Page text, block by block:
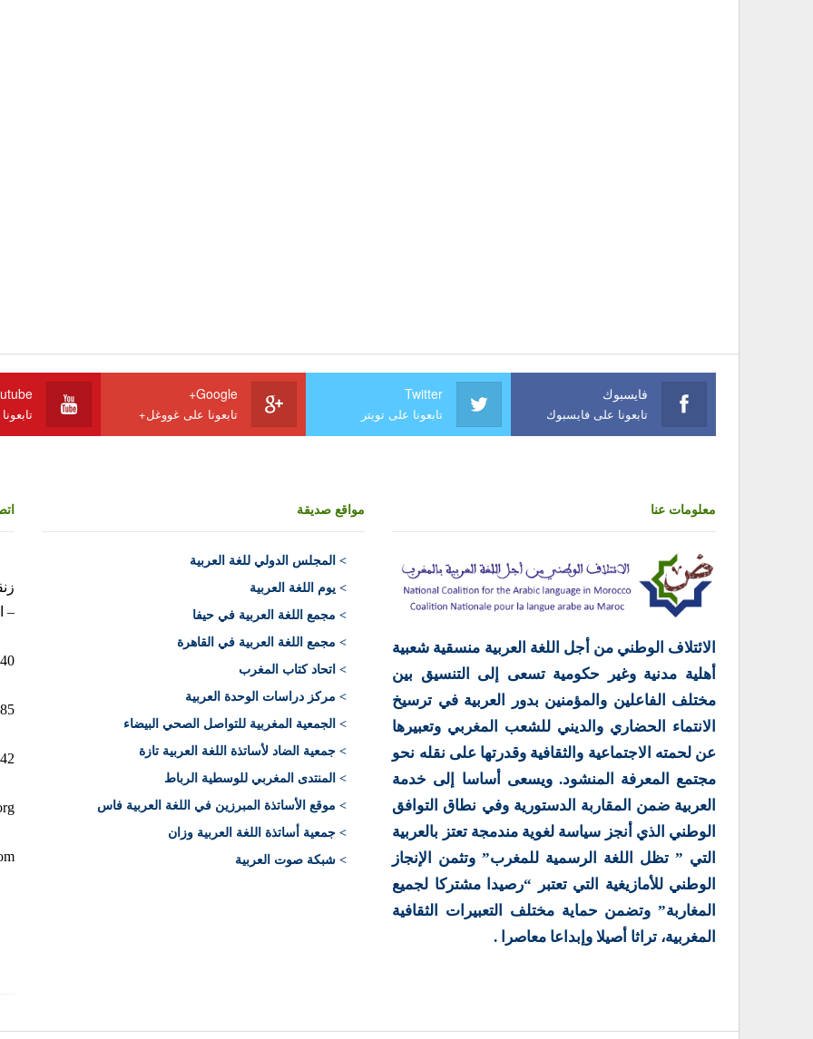
فايسبوك
تابعونا على فايسبوك
Twitter
تابعونا على تويتر
Google+
تابعونا على غووغل+
معلومات عنا
الائتلاف الوطني من أجل اللغة العربية منسقية شعبية
أهلية مدنية وغير حكومية تسعى إلى التنسيق بين
مختلف الفاعلين والمؤمنين بدور العربية في ترسيخ
الانتماء الحضاري والديني للشعب المغربي وتعبيرها
عن لحمته الاجتماعية والثقافية وقدرتها على نقله نحو
مجتمع المعرفة المنشود. ويسعى أساسا إلى خدمة
العربية ضمن المقاربة الدستورية وفي نطاق التوافق
الوطني الذي أنجز سياسة لغوية مندمجة تعتز بالعربية
التي ” تظل اللغة الرسمية للمغرب” وتثمن الإنجاز
الوطني للأمازيغية التي تعتبر “رصيدا مشتركا لجميع
المغاربة” وتضمن حماية مختلف التعبيرات الثقافية
المغربية، تراثا أصيلا وإبداعا معاصرا .
مواقع صديقة
> المجلس الدولي للغة العربية
> يوم اللغة العربية
> مجمع اللغة العربية في حيفا
> مجمع اللغة العربية في القاهرة
> اتحاد كتاب المغرب
> مركز دراسات الوحدة العربية
> الجمعية المغربية للتواصل الصحي البيضاء
> جمعية الضاد لأساتذة اللغة العربية تازة
> المنتدى المغربي للوسطية الرباط
> موقع الأساتذة المبرزين في اللغة العربية فاس
> جمعية أساتذة اللغة العربية وزان
> شبكة صوت العربية
–
10040